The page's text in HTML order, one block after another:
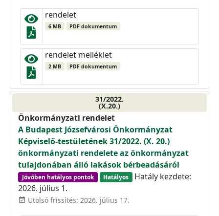
rendelet
6 MB PDF dokumentum
rendelet melléklet
2 MB PDF dokumentum
31/2022.
(X.20.)
Önkormányzati rendelet
A Budapest Józsefvárosi Önkormányzat
Képviselő-testületének 31/2022. (X. 20.)
önkormányzati rendelete az önkormányzat
tulajdonában álló lakások bérbeadásáról
Jövőben hatályos pontok Hatályos
Hatály kezdete:
2026. július 1.
event_available Utolsó frissítés: 2026. július 17.